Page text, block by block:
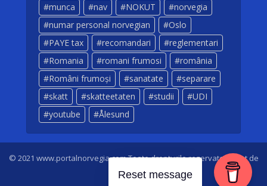
munca
nav NOKUT
norvegia
numar personal norvegian
Oslo
PAYE tax
recomandari
reglementari
Romania
romani frumosi
românia
Români frumoși
sanatate
separare
skatt
skatteetaten studii
UDI
youtube
Ålesund
© 2021 www.portalnorvegia.com Toate drepturile rezervate. Creat de
Dan Sarbei
Reset message